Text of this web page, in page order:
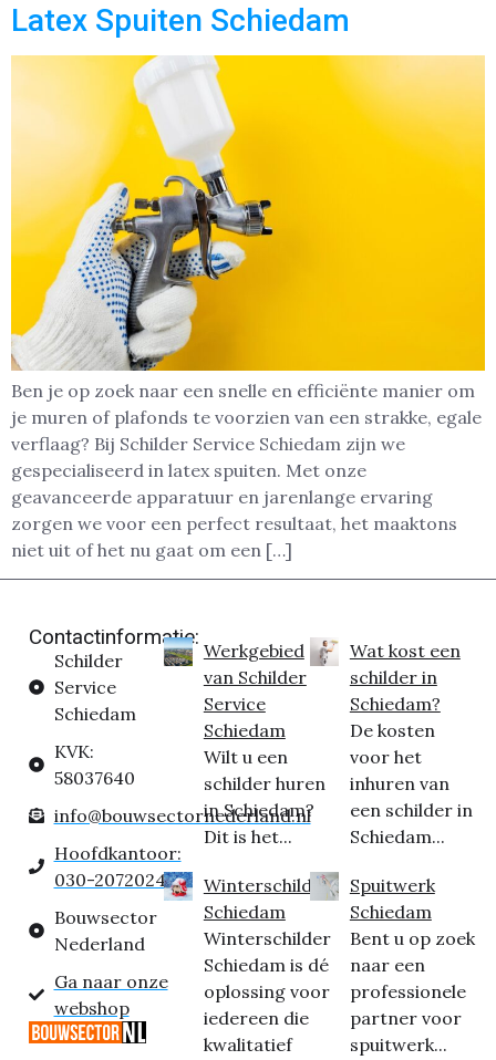
Latex Spuiten Schiedam
Ben je op zoek naar een snelle en efficiënte manier om
je muren of plafonds te voorzien van een strakke, egale
verflaag? Bij Schilder Service Schiedam zijn we
gespecialiseerd in latex spuiten. Met onze
geavanceerde apparatuur en jarenlange ervaring
zorgen we voor een perfect resultaat, het maaktons
niet uit of het nu gaat om een […]
Contactinformatie:
Schilder
Service
Schiedam
KVK:
58037640
info@bouwsectornederland.nl
Hoofdkantoor:
030-2072024
Bouwsector
Nederland
Ga naar onze
webshop
Werkgebied
van Schilder
Service
Schiedam
Wilt u een
schilder huren
in Schiedam?
Dit is het...
Winterschilder
Schiedam
Winterschilder
Schiedam is dé
oplossing voor
iedereen die
kwalitatief
Wat kost een
schilder in
Schiedam?
De kosten
voor het
inhuren van
een schilder in
Schiedam...
Spuitwerk
Schiedam
Bent u op zoek
naar een
professionele
partner voor
spuitwerk...